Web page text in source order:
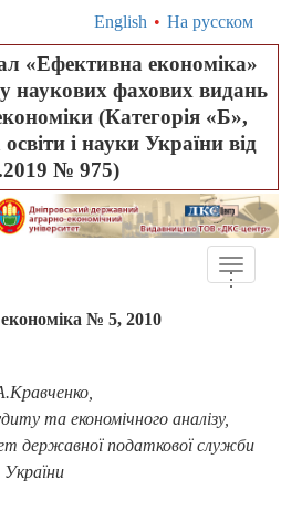
English • На русском
«Ефективна економіка»
наукових фахових видань
(Категорія «Б»,
і науки України від
№ 975)
Toggle
...
№ 5, 2010
та економічного аналізу,
державної податкової служби
України